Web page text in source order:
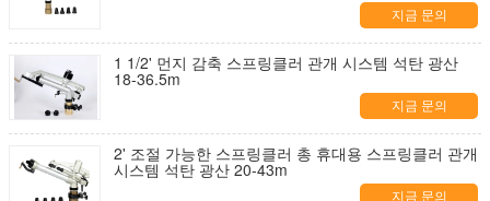
지금 문의
1 1/2' 먼지 감축 스프링클러 관개 시스템 석탄 광산
18-36.5m
지금 문의
2' 조절 가능한 스프링클러 총 휴대용 스프링클러 관개
시스템 석탄 광산 20-43m
지금 문의